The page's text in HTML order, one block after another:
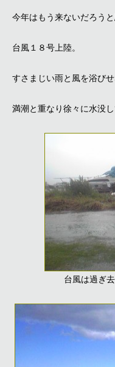
今年はもう来ないだろうと
台風１８号上陸。
すさまじい雨と風を浴び
満潮と重なり徐々に水没し
台風は過ぎ